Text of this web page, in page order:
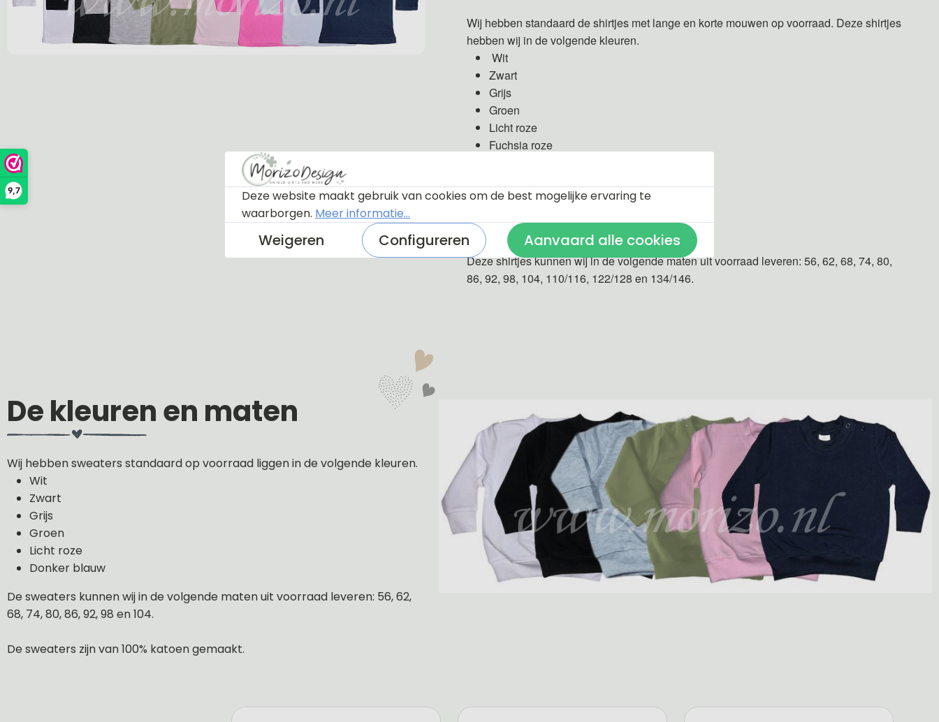
9,7
Wij hebben standaard de shirtjes met lange en korte mouwen op voorraad. Deze shirtjes
hebben wij in de volgende kleuren.
Wit
Zwart
Grijs
Groen
Licht roze
Fuchsia roze
De shirtjes zijn van 100% katoen gemaakt.
Deze shirtjes kunnen wij in de volgende maten uit voorraad leveren: 56, 62, 68, 74, 80,
86, 92, 98, 104, 110/116, 122/128 en 134/146.
De kleuren en maten
Wij hebben sweaters standaard op voorraad liggen in de volgende kleuren.
Wit
Zwart
Grijs
Groen
Licht roze
Donker blauw
De sweaters kunnen wij in de volgende maten uit voorraad leveren: 56, 62,
68, 74, 80, 86, 92, 98 en 104.
De sweaters zijn van 100% katoen gemaakt.
Deze website maakt gebruik van cookies om de best mogelijke ervaring te
waarborgen. Meer informatie...
Weigeren Configureren Aanvaard alle cookies